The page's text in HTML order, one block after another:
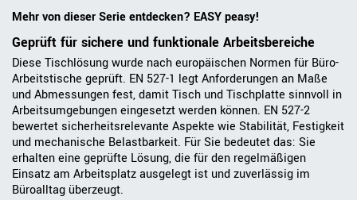
Mehr von dieser Serie entdecken? EASY peasy!
Geprüft für sichere und funktionale Arbeitsbereiche
Diese Tischlösung wurde nach europäischen Normen für Büro-
Arbeitstische geprüft. EN 527-1 legt Anforderungen an Maße
und Abmessungen fest, damit Tisch und Tischplatte sinnvoll in
Arbeitsumgebungen eingesetzt werden können. EN 527-2
bewertet sicherheitsrelevante Aspekte wie Stabilität, Festigkeit
und mechanische Belastbarkeit. Für Sie bedeutet das: Sie
erhalten eine geprüfte Lösung, die für den regelmäßigen
Einsatz am Arbeitsplatz ausgelegt ist und zuverlässig im
Büroalltag überzeugt.